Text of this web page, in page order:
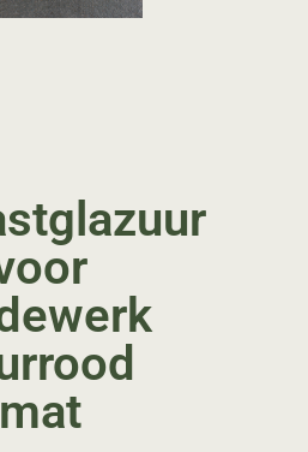
mat